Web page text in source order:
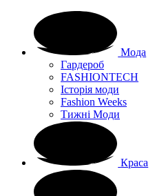
Мода
Гардероб
FASHIONTECH
Історія моди
Fashion Weeks
Тижні Моди
Краса